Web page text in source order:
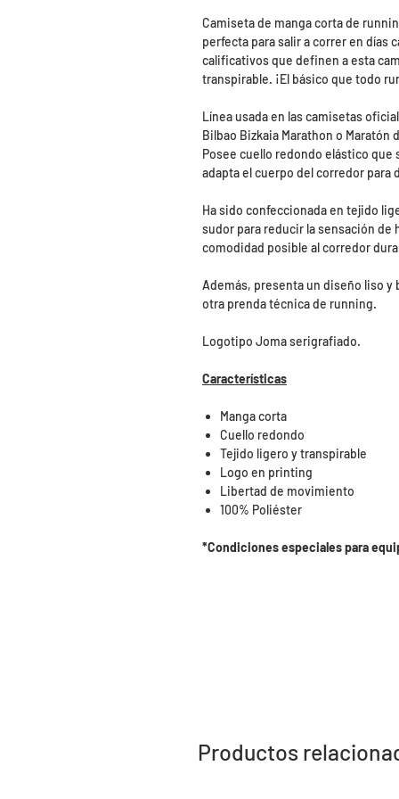
Camiseta de manga corta de
perfecta para salir a correr en días
calificativos que definen a esta
transpirable. ¡El básico que todo
Línea usada en las camisetas
Bilbao Bizkaia Marathon o Maratón
Posee cuello redondo elástico
adapta el cuerpo del corredor
Ha sido confeccionada en tejido
sudor para reducir la sensación de
comodidad posible al corredor
Además, presenta un diseño liso y
otra prenda técnica de running.
Logotipo Joma serigrafiado.
Características
Manga corta
Cuello redondo
Tejido ligero y transpirable
Logo en printing
Libertad de movimiento
100% Poliéster
*Condiciones especiales para
Productos